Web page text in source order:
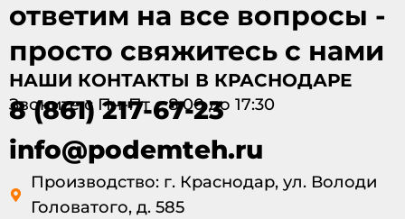
ответим на все вопросы -
просто свяжитесь с нами
НАШИ КОНТАКТЫ В КРАСНОДАРЕ
Звоните с Пн-Пт с 8:00 до 17:30
8 (861) 217-67-23
info@podemteh.ru
Производство: г. Краснодар, ул. Володи
Головатого, д. 585